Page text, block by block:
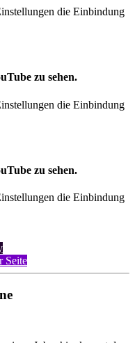
die Einbindung
zu sehen.
die Einbindung
zu sehen.
die Einbindung
Seite